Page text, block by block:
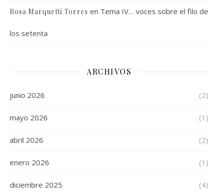
Rosa Marquetti Torres en Tema IV… voces sobre el filo de
los setenta
ARCHIVOS
junio 2026 (2)
mayo 2026 (1)
abril 2026 (2)
enero 2026 (1)
diciembre 2025 (4)